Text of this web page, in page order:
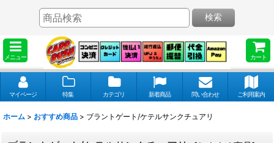
メニュー カート
検索
マイページ 特集 カテゴリ 新着商品 問い合わせ ご利用案内
ホーム > おすすめ商品 > ブラントゲート/ケテルサンクチュアリ